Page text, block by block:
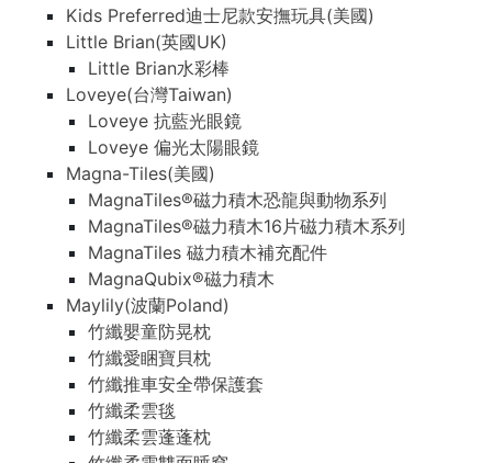
Kids Preferred迪士尼款安撫玩具(美國)
Little Brian(英國UK)
Little Brian水彩棒
Loveye(台灣Taiwan)
Loveye 抗藍光眼鏡
Loveye 偏光太陽眼鏡
Magna-Tiles(美國)
MagnaTiles®磁力積木恐龍與動物系列
MagnaTiles®磁力積木16片磁力積木系列
MagnaTiles 磁力積木補充配件
MagnaQubix®磁力積木
Maylily(波蘭Poland)
竹纖嬰童防晃枕
竹纖愛睏寶貝枕
竹纖推車安全帶保護套
竹纖柔雲毯
竹纖柔雲蓬蓬枕